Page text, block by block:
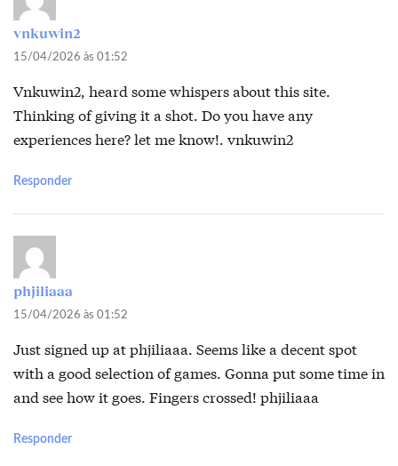
vnkuwin2
15/04/2026 às 01:52
Vnkuwin2, heard some whispers about this site.
Thinking of giving it a shot. Do you have any
experiences here? let me know!. vnkuwin2
Responder
phjiliaaa
15/04/2026 às 01:52
Just signed up at phjiliaaa. Seems like a decent spot
with a good selection of games. Gonna put some time in
and see how it goes. Fingers crossed! phjiliaaa
Responder